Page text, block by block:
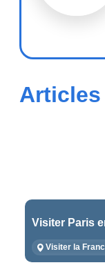
Visiter Paris
Visiter la